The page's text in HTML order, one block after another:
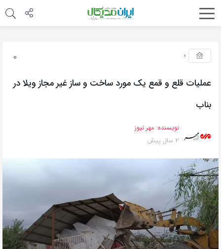
0
عملیات قلع و قمع یک مورد ساخت و ساز غیر مجاز ویلا در
بناب
نویسنده: مهر نیوز
2 سال پیش